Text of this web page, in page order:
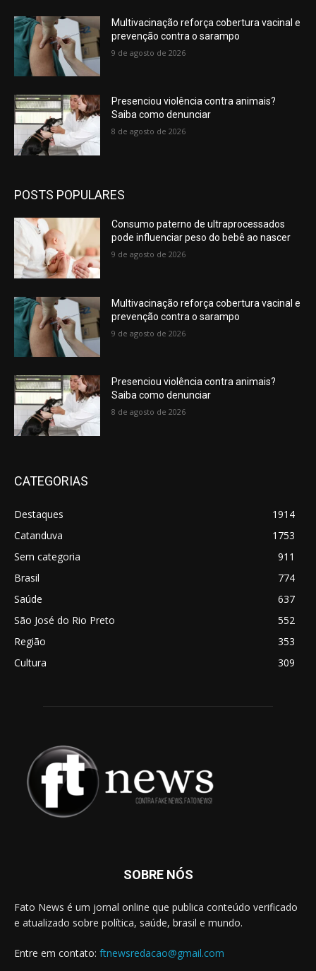
Multivacinação reforça cobertura vacinal e
prevenção contra o sarampo
9 de agosto de 2026
Presenciou violência contra animais?
Saiba como denunciar
8 de agosto de 2026
POSTS POPULARES
Consumo paterno de ultraprocessados
pode influenciar peso do bebê ao nascer
9 de agosto de 2026
Multivacinação reforça cobertura vacinal e
prevenção contra o sarampo
9 de agosto de 2026
Presenciou violência contra animais?
Saiba como denunciar
8 de agosto de 2026
CATEGORIAS
Destaques
1914
Catanduva
1753
Sem categoria
911
Brasil
774
Saúde
637
São José do Rio Preto
552
Região
353
Cultura
309
SOBRE NÓS
Fato News é um jornal online que publica conteúdo verificado
e atualizado sobre política, saúde, brasil e mundo.
Entre em contato: ftnewsredacao@gmail.com